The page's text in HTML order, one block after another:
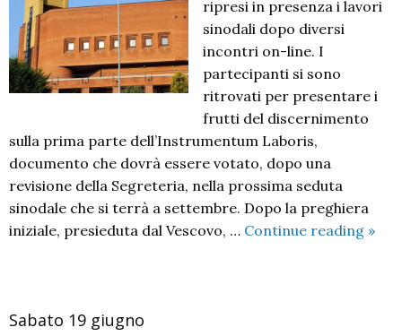
ripresi in presenza i lavori
sinodali dopo diversi
incontri on-line. I
partecipanti si sono
ritrovati per presentare i
frutti del discernimento
sulla prima parte dell’Instrumentum Laboris,
documento che dovrà essere votato, dopo una
revisione della Segreteria, nella prossima seduta
sinodale che si terrà a settembre. Dopo la preghiera
iniziale, presieduta dal Vescovo, … Continue reading »
Sabato 19 giugno